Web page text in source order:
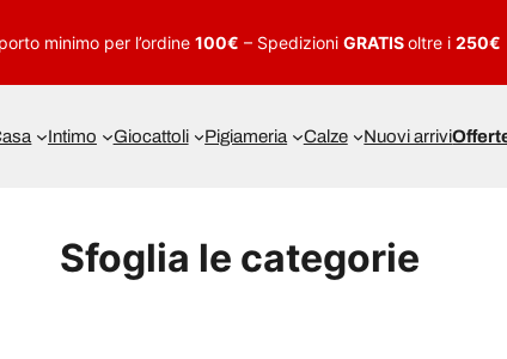
minimo per l’ordine 100€ – Spedizioni GRATISoltre i 250€
Intimo Giocattoli Pigiameria Calze Nuovi arrivi
Sfoglia le categorie